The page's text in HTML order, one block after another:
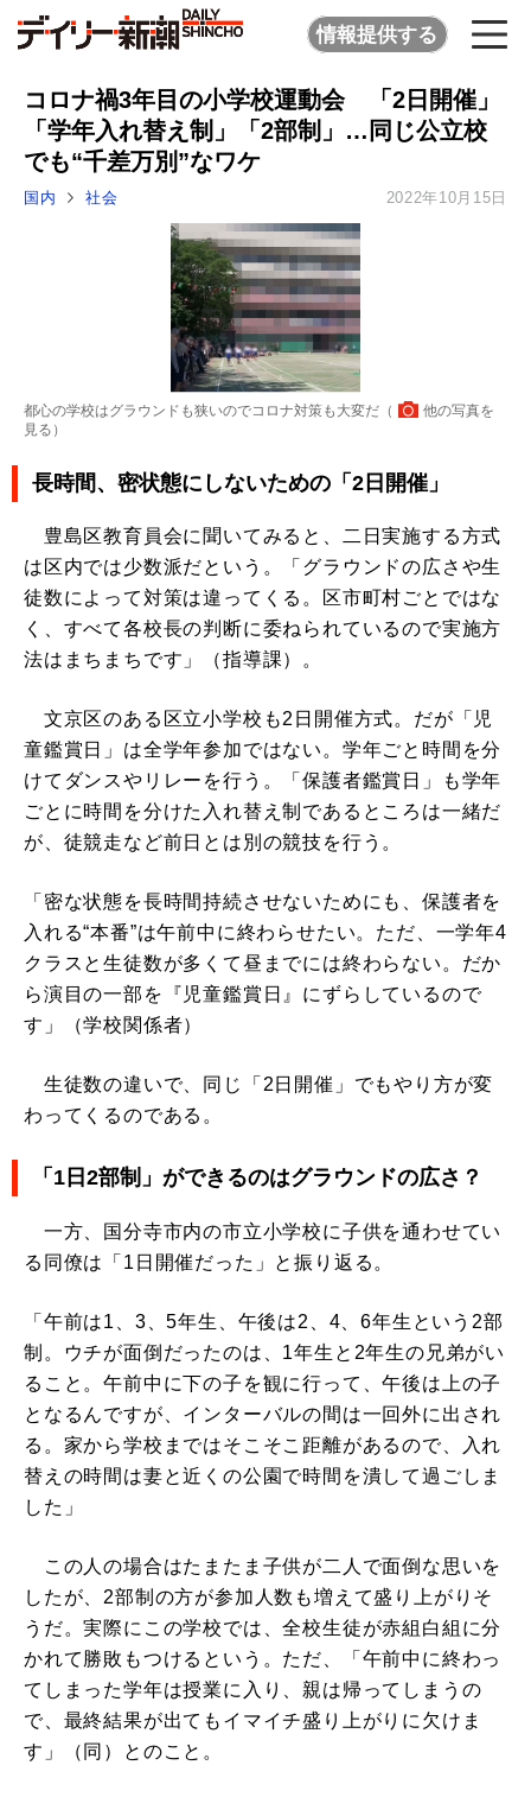
情報提供する
コロナ禍3年目の小学校運動会 「2日開催」
「学年入れ替え制」「2部制」…同じ公立校
でも“千差万別”なワケ
国内 社会 2022年10月15日
都心の学校はグラウンドも狭いのでコロナ対策も大変だ（
他の写真を
見る ）
長時間、密状態にしないための「2日開催」
豊島区教育員会に聞いてみると、二日実施する方式
は区内では少数派だという。「グラウンドの広さや生
徒数によって対策は違ってくる。区市町村ごとではな
く、すべて各校長の判断に委ねられているので実施方
法はまちまちです」（指導課）。
文京区のある区立小学校も2日開催方式。だが「児
童鑑賞日」は全学年参加ではない。学年ごと時間を分
けてダンスやリレーを行う。「保護者鑑賞日」も学年
ごとに時間を分けた入れ替え制であるところは一緒だ
が、徒競走など前日とは別の競技を行う。
「密な状態を長時間持続させないためにも、保護者を
入れる“本番”は午前中に終わらせたい。ただ、一学年4
クラスと生徒数が多くて昼までには終わらない。だか
ら演目の一部を『児童鑑賞日』にずらしているので
す」（学校関係者）
生徒数の違いで、同じ「2日開催」でもやり方が変
わってくるのである。
「1日2部制」ができるのはグラウンドの広さ？
一方、国分寺市内の市立小学校に子供を通わせてい
る同僚は「1日開催だった」と振り返る。
「午前は1、3、5年生、午後は2、4、6年生という2部
制。ウチが面倒だったのは、1年生と2年生の兄弟がい
ること。午前中に下の子を観に行って、午後は上の子
となるんですが、インターバルの間は一回外に出され
る。家から学校まではそこそこ距離があるので、入れ
替えの時間は妻と近くの公園で時間を潰して過ごしま
した」
この人の場合はたまたま子供が二人で面倒な思いを
したが、2部制の方が参加人数も増えて盛り上がりそ
うだ。実際にこの学校では、全校生徒が赤組白組に分
かれて勝敗もつけるという。ただ、「午前中に終わっ
てしまった学年は授業に入り、親は帰ってしまうの
で、最終結果が出てもイマイチ盛り上がりに欠けま
す」（同）とのこと。